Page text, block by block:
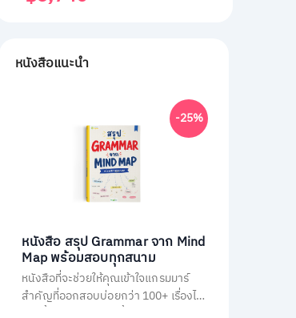
หนังสือแนะนำ
หนังสือ สรุป Grammar จาก Mind
Map พร้อมสอบทุกสนาม
หนังสือที่จะช่วยให้คุณเข้าใจแกรมมาร์
สำคัญที่ออกสอบบ่อยกว่า 100+ เรื่องได้
-25%